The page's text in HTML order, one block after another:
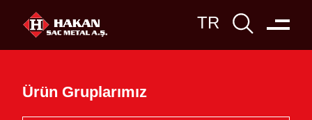
Ürün Gruplarımız